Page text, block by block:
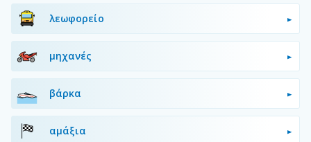
λεωφορείο
μηχανές
βάρκα
αμάξια